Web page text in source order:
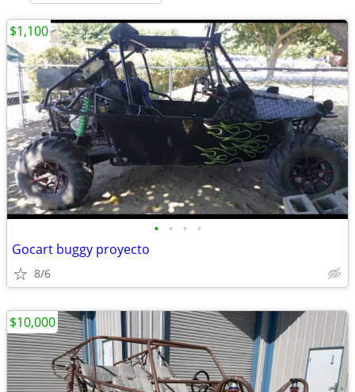
• • • •
Gocart buggy proyecto
8/6
$1,100
$10,000